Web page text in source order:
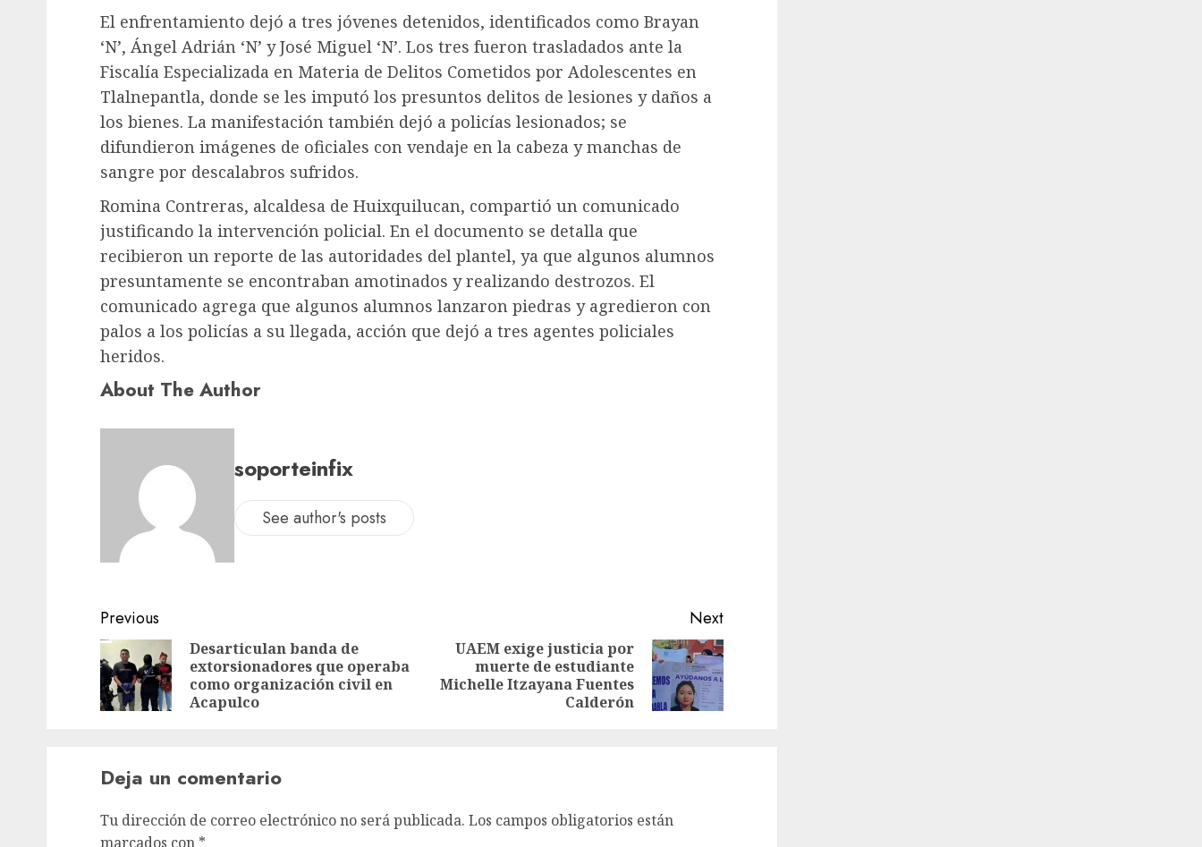
El enfrentamiento dejó a tres jóvenes detenidos, identificados como Brayan
‘N’, Ángel Adrián ‘N’ y José Miguel ‘N’. Los tres fueron trasladados ante la
Fiscalía Especializada en Materia de Delitos Cometidos por Adolescentes en
Tlalnepantla, donde se les imputó los presuntos delitos de lesiones y daños a
los bienes. La manifestación también dejó a policías lesionados; se
difundieron imágenes de oficiales con vendaje en la cabeza y manchas de
sangre por descalabros sufridos.
Romina Contreras, alcaldesa de Huixquilucan, compartió un comunicado
justificando la intervención policial. En el documento se detalla que
recibieron un reporte de las autoridades del plantel, ya que algunos alumnos
presuntamente se encontraban amotinados y realizando destrozos. El
comunicado agrega que algunos alumnos lanzaron piedras y agredieron con
palos a los policías a su llegada, acción que dejó a tres agentes policiales
heridos.
About The Author
soporteinfix
See author's posts
Previous
Desarticulan banda de
extorsionadores que operaba
como organización civil en
Acapulco
Next
UAEM exige justicia por
muerte de estudiante
Michelle Itzayana Fuentes
Calderón
Deja un comentario
Tu dirección de correo electrónico no será publicada. Los campos obligatorios están
marcados con *